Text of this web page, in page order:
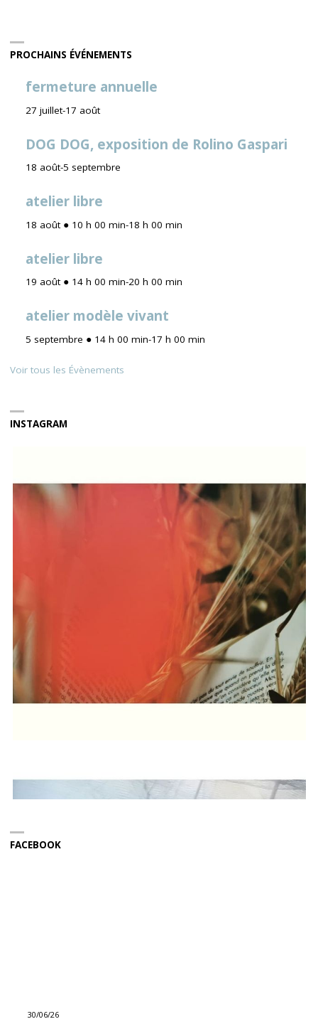
PROCHAINS ÉVÉNEMENTS
fermeture annuelle
27 juillet-17 août
DOG DOG, exposition de Rolino Gaspari
18 août-5 septembre
atelier libre
18 août ● 10 h 00 min-18 h 00 min
atelier libre
19 août ● 14 h 00 min-20 h 00 min
atelier modèle vivant
5 septembre ● 14 h 00 min-17 h 00 min
Voir tous les Évènements
INSTAGRAM
FACEBOOK
30/06/26